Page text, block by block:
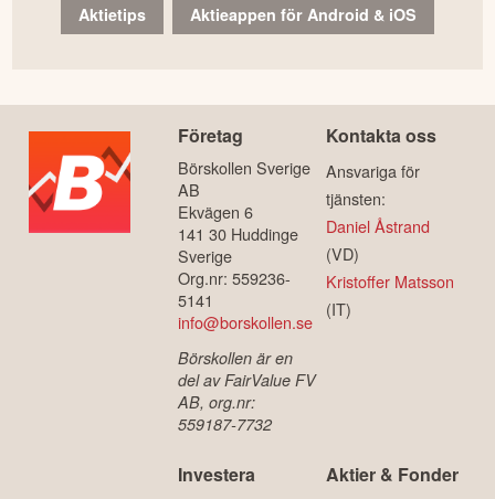
Aktietips Aktieappen för Android & iOS
Företag
Börskollen Sverige
AB
Ekvägen 6
141 30 Huddinge
Sverige
Org.nr: 559236-
5141
info@borskollen.se
Börskollen är en
del av FairValue FV
AB, org.nr:
559187-7732
Kontakta oss
Ansvariga för
tjänsten:
Daniel Åstrand
(VD)
Kristoffer Matsson
(IT)
Investera Aktier & Fonder